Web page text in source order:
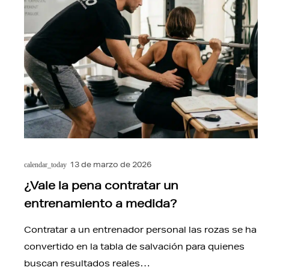
calendar_today 13 de marzo de 2026
¿Vale la pena contratar un
entrenamiento a medida?
Contratar a un entrenador personal las rozas se ha
convertido en la tabla de salvación para quienes
buscan resultados reales…